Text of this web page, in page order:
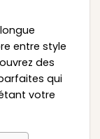
entre style
des
qui
votre